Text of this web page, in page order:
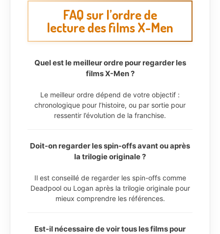
FAQ sur l’ordre de
lecture des films X-Men
Quel est le meilleur ordre pour regarder les
films X-Men ?
Le meilleur ordre dépend de votre objectif :
chronologique pour l’histoire, ou par sortie pour
ressentir l’évolution de la franchise.
Doit-on regarder les spin-offs avant ou après
la trilogie originale ?
Il est conseillé de regarder les spin-offs comme
Deadpool ou Logan après la trilogie originale pour
mieux comprendre les références.
Est-il nécessaire de voir tous les films pour